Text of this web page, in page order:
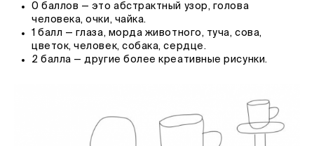
0 баллов — это абстрактный узор, голова
человека, очки, чайка.
1 балл — глаза, морда животного, туча, сова,
цветок, человек, собака, сердце.
2 балла — другие более креативные рисунки.